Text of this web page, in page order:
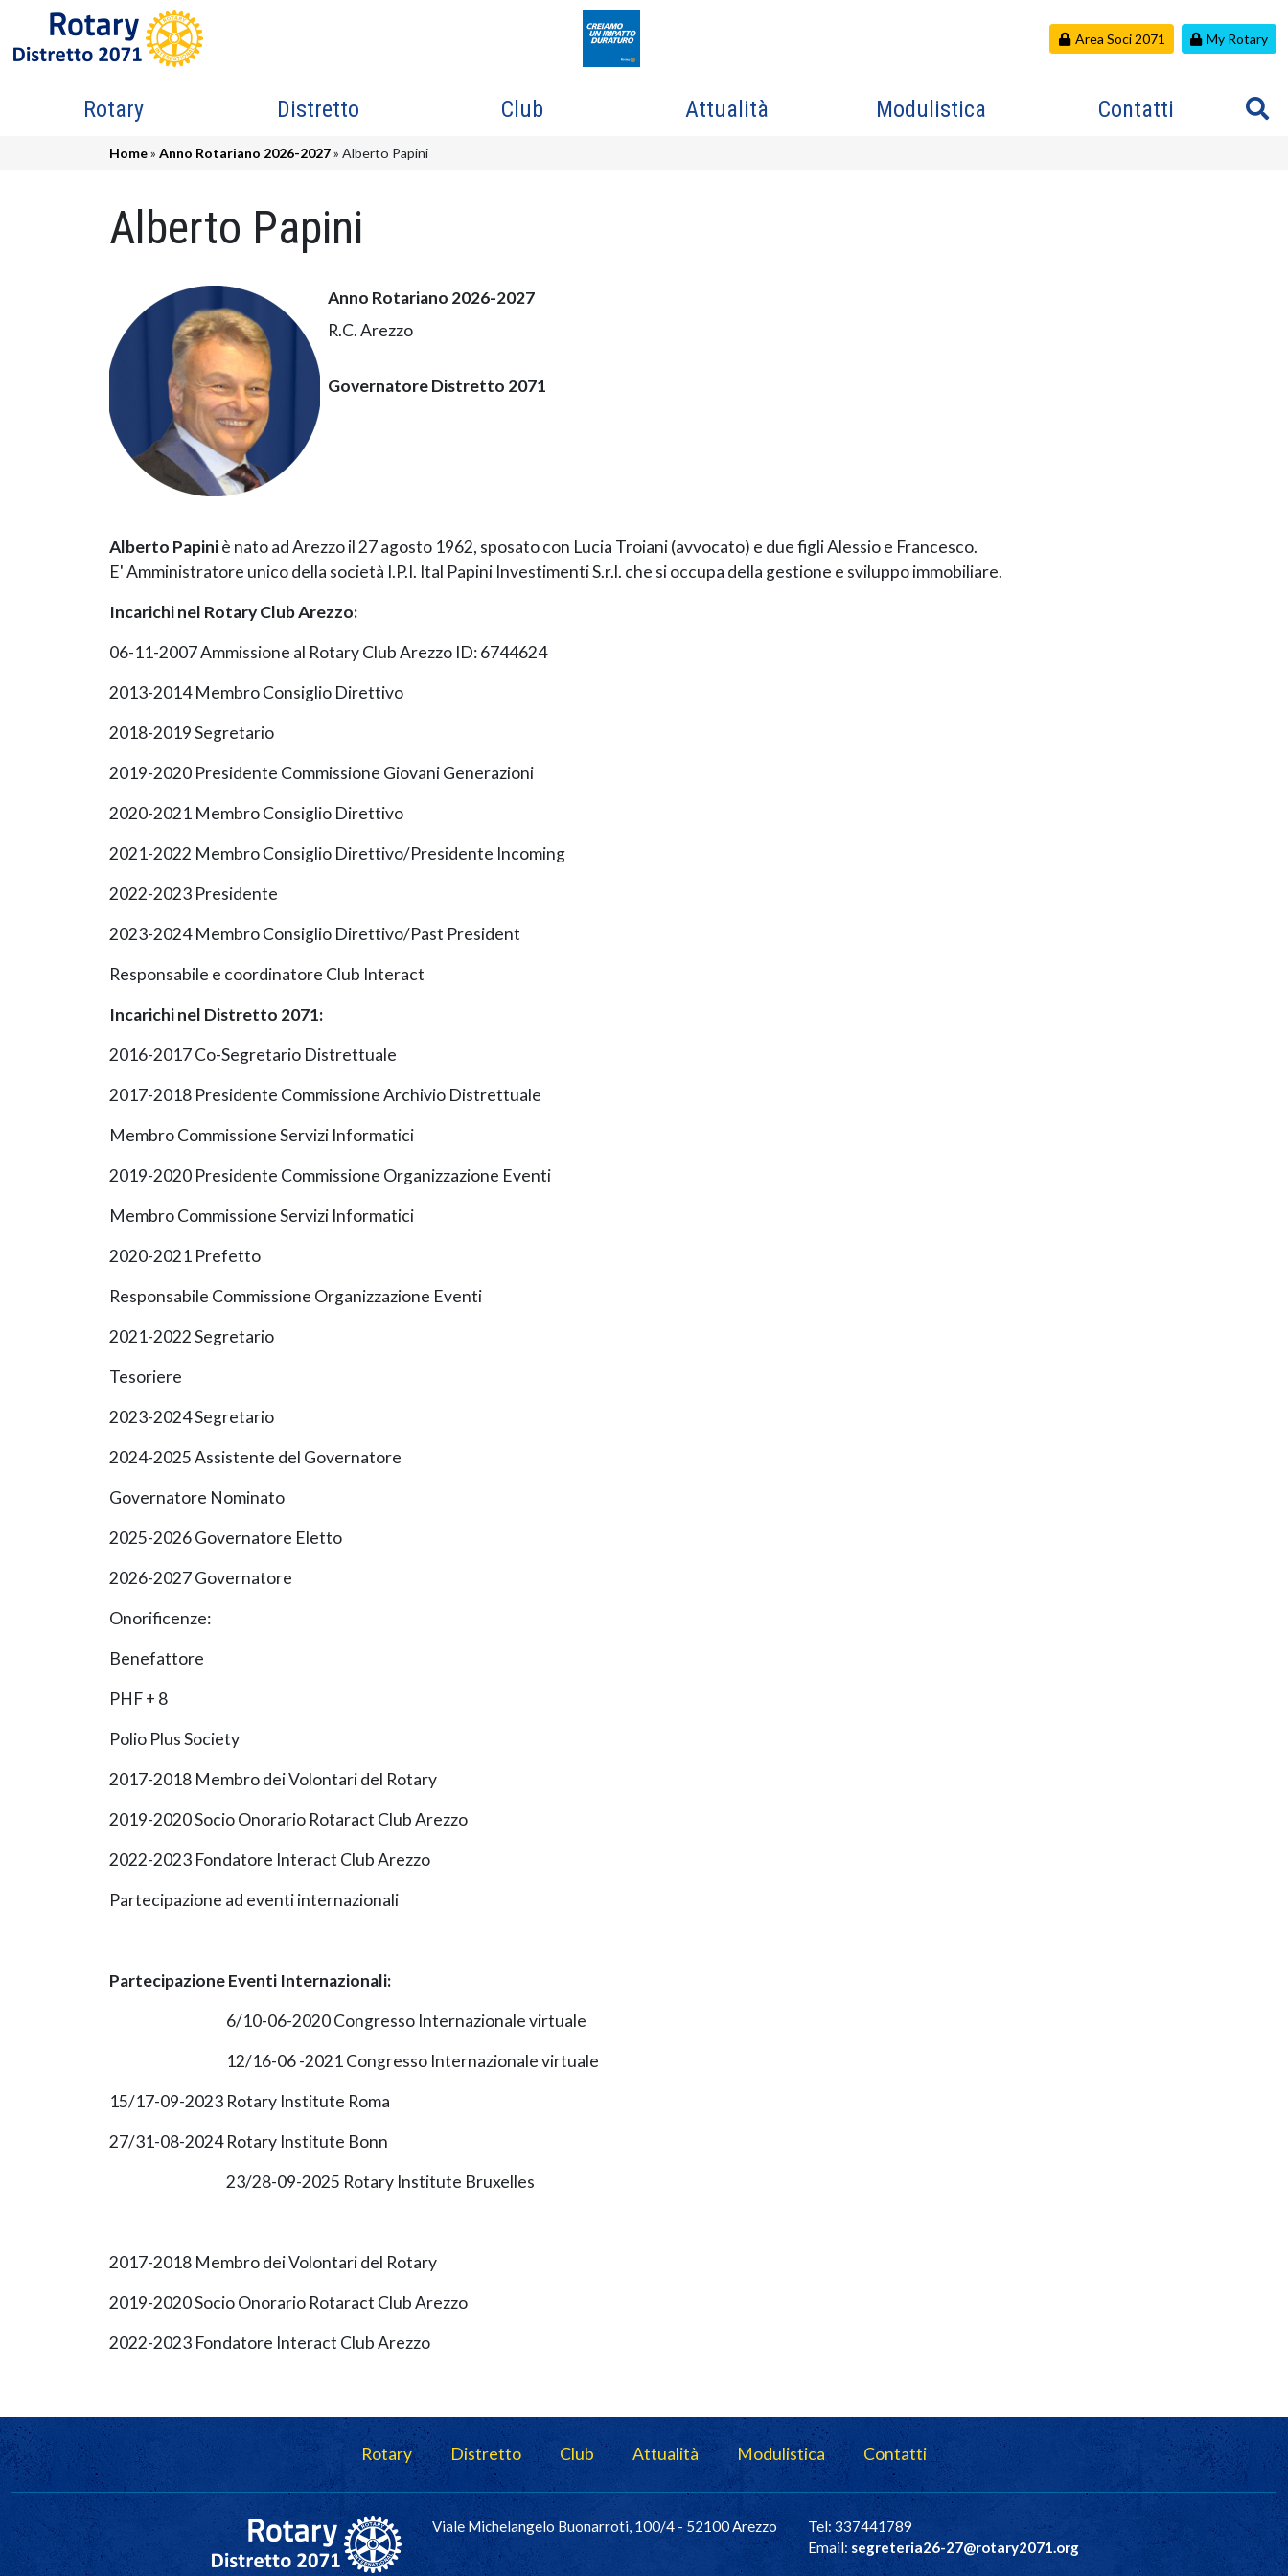
Salta al contenuto principale
Area Soci 2071 My Rotary
Navigazione principale
Rotary Distretto Club Attualità Modulistica Contatti
Briciole di pane
Home Anno Rotariano 2026-2027 Alberto Papini
Alberto Papini
Anno Rotariano 2026-2027
R.C. Arezzo
Governatore Distretto 2071
Alberto Papiniè nato ad Arezzo il 27 agosto 1962, sposato con Lucia Troiani (avvocato) e due figli Alessio e Francesco.
E'Amministratore unico della società I.P.I. Ital Papini Investimenti S.r.l. che si occupa della gestione e sviluppo immobiliare.
Incarichi nel Rotary Club Arezzo:
06-11-2007 Ammissione al Rotary Club Arezzo ID: 6744624
2013-2014 Membro Consiglio Direttivo
2018-2019 Segretario
2019-2020 Presidente Commissione Giovani Generazioni
2020-2021 Membro Consiglio Direttivo
2021-2022 Membro Consiglio Direttivo/Presidente Incoming
2022-2023 Presidente
2023-2024 Membro Consiglio Direttivo/Past President
Responsabile e coordinatore Club Interact
Incarichi nel Distretto 2071:
2016-2017 Co-Segretario Distrettuale
2017-2018 Presidente Commissione Archivio Distrettuale
Membro Commissione Servizi Informatici
2019-2020 Presidente Commissione Organizzazione Eventi
Membro Commissione Servizi Informatici
2020-2021 Prefetto
Responsabile Commissione Organizzazione Eventi
2021-2022 Segretario
Tesoriere
2023-2024 Segretario
2024-2025 Assistente del Governatore
Governatore Nominato
2025-2026 Governatore Eletto
2026-2027 Governatore
Onorificenze:
Benefattore
PHF + 8
Polio Plus Society
2017-2018 Membro dei Volontari del Rotary
2019-2020 Socio Onorario Rotaract Club Arezzo
2022-2023 Fondatore Interact Club Arezzo
Partecipazione ad eventi internazionali
Partecipazione Eventi Internazionali:
6/10-06-2020 Congresso Internazionale virtuale
12/16-06 -2021 Congresso Internazionale virtuale
15/17-09-2023 Rotary Institute Roma
27/31-08-2024Rotary Institute Bonn
23/28-09-2025 Rotary Institute Bruxelles
2017-2018 Membro dei Volontari del Rotary
2019-2020 Socio Onorario Rotaract Club Arezzo
2022-2023 Fondatore Interact Club Arezzo
Navigazione principale Rotary Distretto Club Attualità Modulistica Contatti
Viale Michelangelo Buonarroti, 100/4 - 52100 Arezzo
Tel: 337441789
Email: segreteria26-27@rotary2071.org